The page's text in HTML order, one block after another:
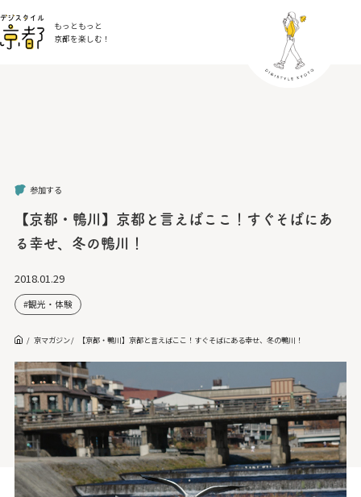
もっともっと
京都を楽しむ！
参加する
【京都・鴨川】京都と言えばここ！すぐそばにあ
る幸せ、冬の鴨川！
2018.01.29
観光・体験
京マガジン 【京都・鴨川】京都と言えばここ！すぐそばにある幸せ、冬の鴨川！